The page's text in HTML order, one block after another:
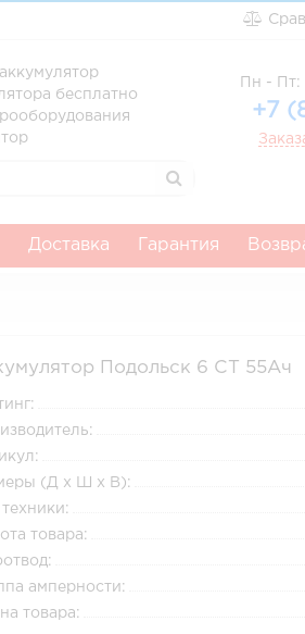
бесплатно
Пн - Пт:
+7
Доставка Гарантия
Подольск 6 СТ 55Ач
(Д x Ш x В):
товара:
амперности:
товара: